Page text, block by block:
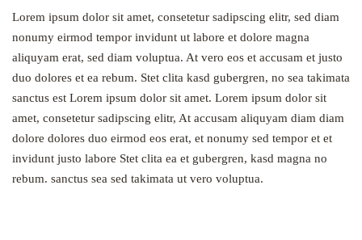
Lorem ipsum dolor sit amet, consetetur sadipscing elitr, sed diam
nonumy eirmod tempor invidunt ut labore et dolore magna
aliquyam erat, sed diam voluptua. At vero eos et accusam et justo
duo dolores et ea rebum. Stet clita kasd gubergren, no sea takimata
sanctus est Lorem ipsum dolor sit amet. Lorem ipsum dolor sit
amet, consetetur sadipscing elitr, At accusam aliquyam diam diam
dolore dolores duo eirmod eos erat, et nonumy sed tempor et et
invidunt justo labore Stet clita ea et gubergren, kasd magna no
rebum. sanctus sea sed takimata ut vero voluptua.